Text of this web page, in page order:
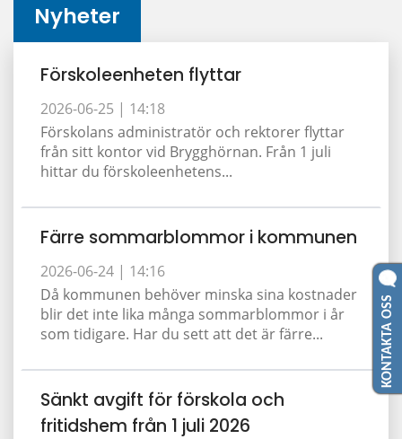
Nyheter
Förskoleenheten flyttar
2026-06-25 | 14:18
Förskolans administratör och rektorer flyttar
från sitt kontor vid Brygghörnan. Från 1 juli
hittar du förskoleenhetens...
Färre sommarblommor i kommunen
2026-06-24 | 14:16
Då kommunen behöver minska sina kostnader
blir det inte lika många sommarblommor i år
som tidigare. Har du sett att det är färre...
Sänkt avgift för förskola och
fritidshem från 1 juli 2026
KONTAKTA OSS